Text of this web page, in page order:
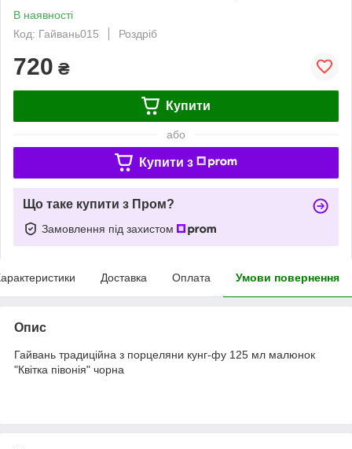
В наявності
Код: Гайвань015
Роздріб
720 ₴
Купити
або
Купити з
Що таке купити з Пром?
Замовлення під захистом
Доставка Оплата Умови повернення
Опис
Гайвань традиційна з порцеляни кунг-фу 125 мл малюнок
"Квітка півонія" чорна